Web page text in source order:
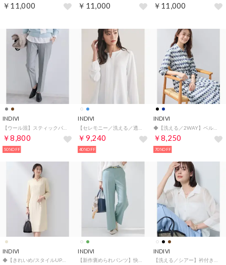
￥11,000 ￥11,000 ￥11,000
INDIVI
￥8,800
50%OFF
INDIVI
￥9,240
40%OFF
INDIVI
◆【洗える／2WAY】ベルト付き ジオメトリック柄 シャツワンピース （ネイビー(194)）
￥8,250
70%OFF
INDIVI INDIVI INDIVI